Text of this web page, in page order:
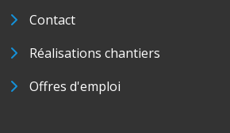
Contact
Réalisations chantiers
Offres d'emploi